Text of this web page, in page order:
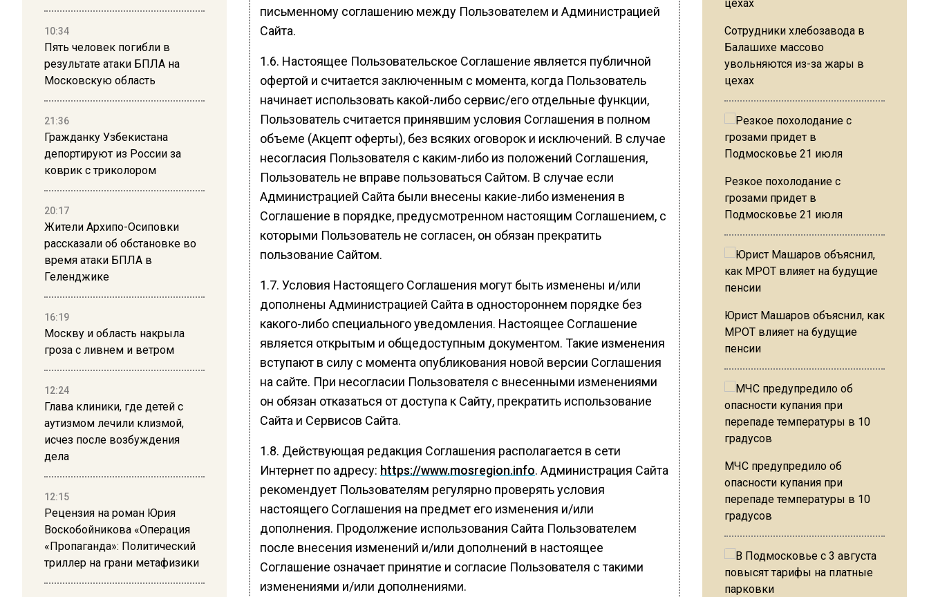
10:34
Пять человек погибли в
результате атаки БПЛА на
Московскую область
21:36
Гражданку Узбекистана
депортируют из России за
коврик с триколором
20:17
Жители Архипо-Осиповки
рассказали об обстановке во
время атаки БПЛА в
Геленджике
16:19
Москву и область накрыла
гроза с ливнем и ветром
12:24
Глава клиники, где детей с
аутизмом лечили клизмой,
исчез после возбуждения
дела
12:15
Рецензия на роман Юрия
Воскобойникова «Операция
«Пропаганда»: Политический
триллер на грани метафизики
письменному соглашению между Пользователем и Администрацией
Сайта.
1.6. Настоящее Пользовательское Соглашение является публичной
офертой и считается заключенным с момента, когда Пользователь
начинает использовать какой-либо сервис/его отдельные функции,
Пользователь считается принявшим условия Соглашения в полном
объеме (Акцепт оферты), без всяких оговорок и исключений. В случае
несогласия Пользователя с каким-либо из положений Соглашения,
Пользователь не вправе пользоваться Сайтом. В случае если
Администрацией Сайта были внесены какие-либо изменения в
Соглашение в порядке, предусмотренном настоящим Соглашением, с
которыми Пользователь не согласен, он обязан прекратить
пользование Сайтом.
1.7. Условия Настоящего Соглашения могут быть изменены и/или
дополнены Администрацией Сайта в одностороннем порядке без
какого-либо специального уведомления. Настоящее Соглашение
является открытым и общедоступным документом. Такие изменения
вступают в силу с момента опубликования новой версии Соглашения
на сайте. При несогласии Пользователя с внесенными изменениями
он обязан отказаться от доступа к Сайту, прекратить использование
Сайта и Сервисов Сайта.
1.8. Действующая редакция Соглашения располагается в сети
Интернет по адресу: https://www.mosregion.info. Администрация Сайта
рекомендует Пользователям регулярно проверять условия
настоящего Соглашения на предмет его изменения и/или
дополнения. Продолжение использования Сайта Пользователем
после внесения изменений и/или дополнений в настоящее
Соглашение означает принятие и согласие Пользователя с такими
изменениями и/или дополнениями.
Сотрудники хлебозавода в
Балашихе массово
увольняются из-за жары в
цехах
Резкое похолодание с
грозами придет в
Подмосковье 21 июля
Юрист Машаров объяснил, как
МРОТ влияет на будущие
пенсии
МЧС предупредило об
опасности купания при
перепаде температуры в 10
градусов